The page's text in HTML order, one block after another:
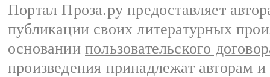
Портал Проза.ру предоставляет
публикации своих литературных
основании пользовательского
произведения принадлежат авторам